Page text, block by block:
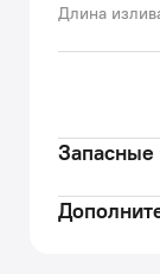
Длина
Запасные